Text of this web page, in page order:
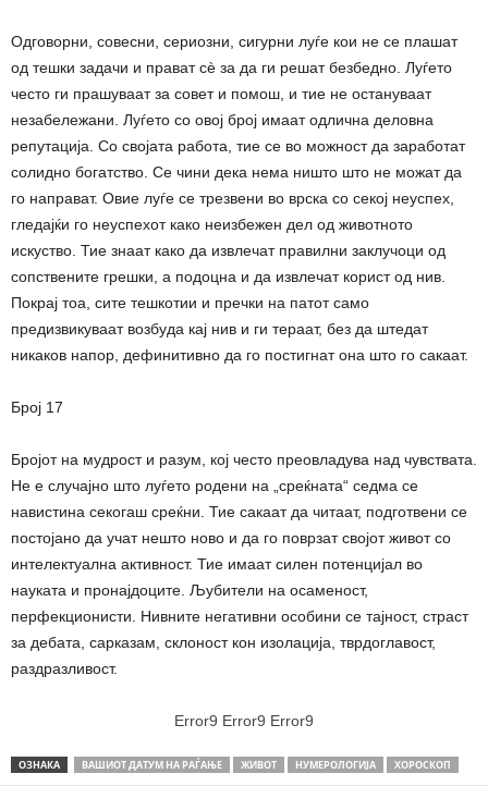
Одговорни, совесни, сериозни, сигурни луѓе кои не се плашат
од тешки задачи и прават сè за да ги решат безбедно. Луѓето
често ги прашуваат за совет и помош, и тие не остануваат
незабележани. Луѓето со овој број имаат одлична деловна
репутација. Со својата работа, тие се во можност да заработат
солидно богатство. Се чини дека нема ништо што не можат да
го направат. Овие луѓе се трезвени во врска со секој неуспех,
гледајќи го неуспехот како неизбежен дел од животното
искуство. Тие знаат како да извлечат правилни заклучоци од
сопствените грешки, а подоцна и да извлечат корист од нив.
Покрај тоа, сите тешкотии и пречки на патот само
предизвикуваат возбуда кај нив и ги тераат, без да штедат
никаков напор, дефинитивно да го постигнат она што го сакаат.
Број 17
Бројот на мудрост и разум, кој често преовладува над чувствата.
Не е случајно што луѓето родени на „среќната“ седма се
навистина секогаш среќни. Тие сакаат да читаат, подготвени се
постојано да учат нешто ново и да го поврзат својот живот со
интелектуална активност. Тие имаат силен потенцијал во
науката и пронајдоците. Љубители на осаменост,
перфекционисти. Нивните негативни особини се тајност, страст
за дебата, сарказам, склоност кон изолација, тврдоглавост,
раздразливост.
Error9 Error9 Error9
ОЗНАКА ВАШИОТ ДАТУМ НА РАЃАЊЕ ЖИВОТ НУМЕРОЛОГИЈА ХОРОСКОП